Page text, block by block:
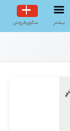
بیشتر سکوی‌فروش